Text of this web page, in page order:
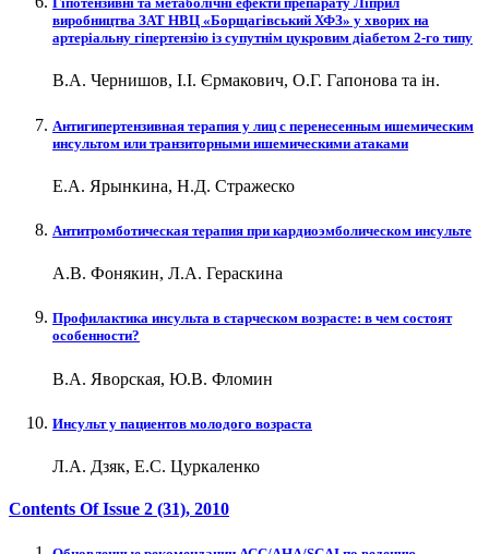
виробництва ЗАТ НВЦ «Борщагівський ХФЗ» у хворих на
артеріальну гіпертензію із супутнім цукровим діабетом 2-го типу
В.А. Чернишов, І.І. Єрмакович, О.Г. Гапонова та ін.
Антигипертензивная терапия у лиц с перенесенным ишемическим
инсультом или транзиторными ишемическими атаками
Е.А. Ярынкина, Н.Д. Стражеско
Антитромботическая терапия при кардиоэмболическом инсульте
А.В. Фонякин, Л.А. Гераскина
Профилактика инсульта в старческом возрасте: в чем состоят
особенности?
В.А. Яворская, Ю.В. Фломин
Инсульт у пациентов молодого возраста
Л.А. Дзяк, Е.С. Цуркаленко
Contents Of Issue 2 (31), 2010